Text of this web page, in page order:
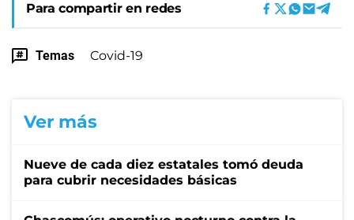
Para compartir en redes
Temas Covid-19
Ver más
Nueve de cada diez estatales tomó deuda
para cubrir necesidades básicas